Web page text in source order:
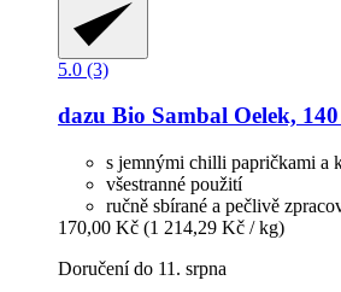
5.0 (3)
dazu Bio Sambal Oelek,
s jemnými chilli papričkami a
všestranné použití
ručně sbírané a pečlivě
170,00 Kč (1 214,29 Kč / kg)
Doručení do 11. srpna